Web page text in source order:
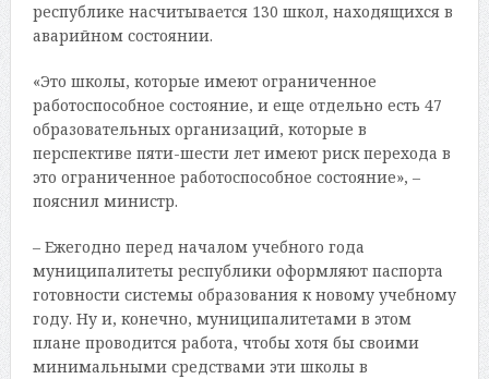
республике насчитывается 130 школ, находящихся в
аварийном состоянии.
«Это школы, которые имеют ограниченное
работоспособное состояние, и еще отдельно есть 47
образовательных организаций, которые в
перспективе пяти-шести лет имеют риск перехода в
это ограниченное работоспособное состояние», –
пояснил министр.
– Ежегодно перед началом учебного года
муниципалитеты республики оформляют паспорта
готовности системы образования к новому учебному
году. Ну и, конечно, муниципалитетами в этом
плане проводится работа, чтобы хотя бы своими
минимальными средствами эти школы в